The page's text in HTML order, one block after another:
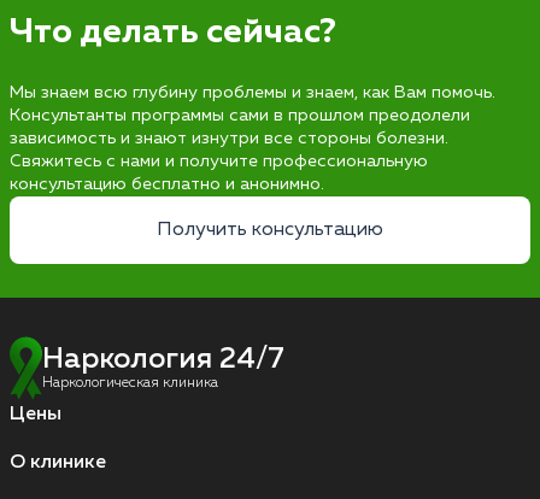
Что делать сейчас?
Мы знаем всю глубину проблемы и знаем, как Вам помочь.
Консультанты программы сами в прошлом преодолели
зависимость и знают изнутри все стороны болезни.
Свяжитесь с нами и получите профессиональную
консультацию бесплатно и анонимно.
Получить консультацию
Наркология 24/7
Наркологическая клиника
Цены
О клинике